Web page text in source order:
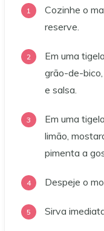
Cozinhe o
reserve.
Em uma
grão-de-
e salsa.
Em uma
limão,
pimenta a
Despeje o
Sirva